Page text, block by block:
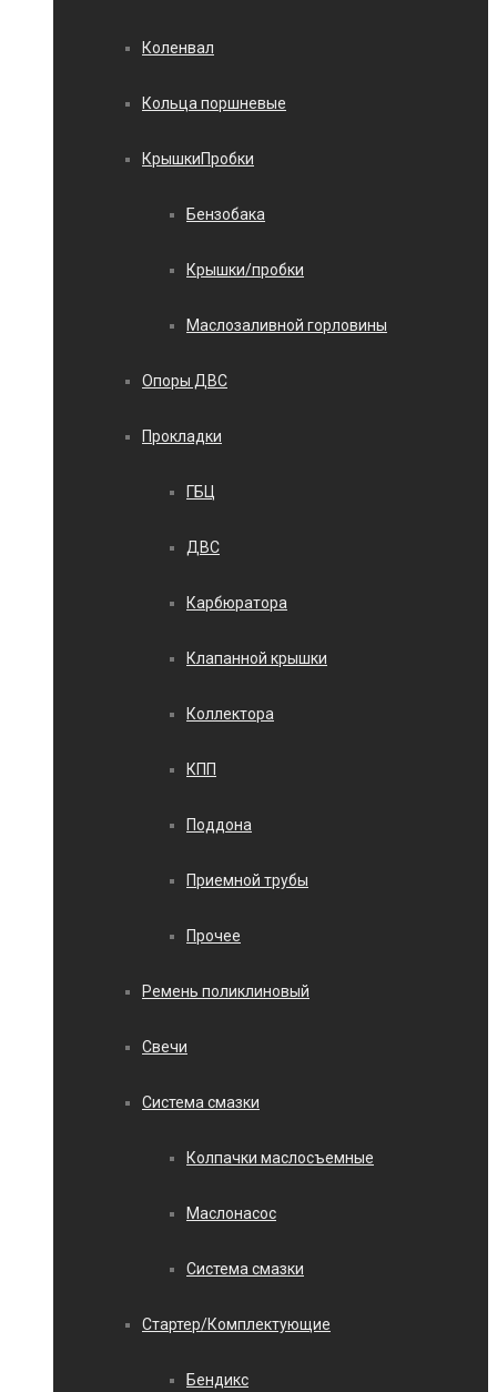
Коленвал
Кольца поршневые
КрышкиПробки
Бензобака
Крышки/пробки
Маслозаливной горловины
Опоры ДВС
Прокладки
ГБЦ
ДВС
Карбюратора
Клапанной крышки
Коллектора
КПП
Поддона
Приемной трубы
Прочее
Ремень поликлиновый
Свечи
Система смазки
Колпачки маслосъемные
Маслонасос
Система смазки
Стартер/Комплектующие
Бендикс